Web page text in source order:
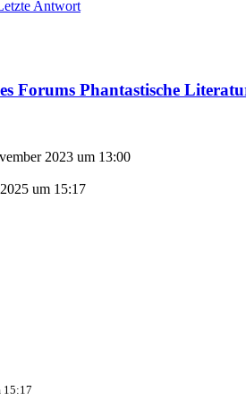
Antwort
Forums Phantastische
2023 um 13:00
um 15:17
15:17